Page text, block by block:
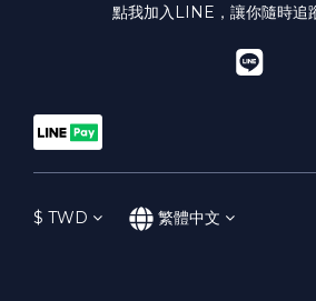
點我加入LINE，讓你隨時追
$ TWD 繁體中文